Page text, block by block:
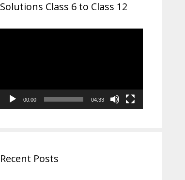
Solutions Class 6 to Class 12
00:00 04:33
Recent Posts